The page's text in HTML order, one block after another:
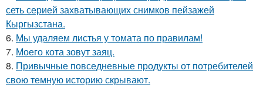
сеть серией захватывающих снимков пейзажей
Кыргызстана.
6. Мы удаляем листья у томата по правилам!
7. Моего кота зовут заяц.
8. Привычные повседневные продукты от потребителей
свою темную историю скрывают.